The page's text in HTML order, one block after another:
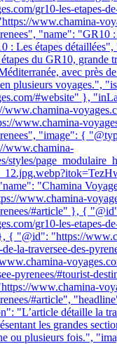
gr10-les-etapes-
www.chamina-
"name": "GR10 :
: Les étapes
du GR10, grande
avec près
plusieurs voyages.",
#website" },
www.chamina-
"image": {
www.chamina-
styles/
"Chamina
www.chamina-
#article" }, {
gr10-les-etapes-
{ "@id": "https://
la-traversee-des-
pyrenees/#tourist-
www.chamina-
#article",
"L’article détaille la
les grandes
ou plusieurs fois.",